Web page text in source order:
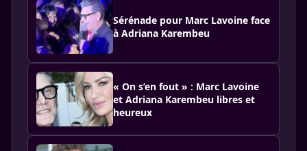
Sérénade pour Marc Lavoine face
à Adriana Karembeu
« On s’en fout » : Marc Lavoine
et Adriana Karembeu libres et
heureux